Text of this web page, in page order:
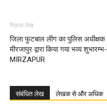
पिछला लेख
जिला फुटबाल लीग का पुलिस अधीक्षक
मीरजापुर द्वारा किया गया भव्य शुभारम्भ-
MIRZAPUR
संबंधित लेख लेखक से और अधिक